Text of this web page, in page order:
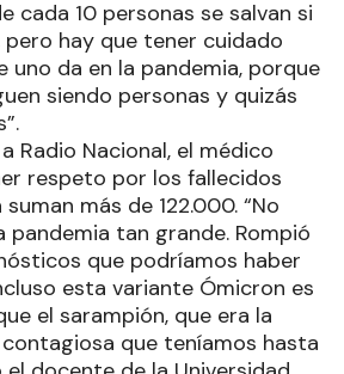
cada 10 personas se salvan si
pero hay que tener cuidado
uno da en la pandemia, porque
siendo personas y quizás
Radio Nacional, el médico
respeto por los fallecidos
más de 122.000. “No
pandemia tan grande. Rompió
que podríamos haber
esta variante Ómicron es
el sarampión, que era la
que teníamos hasta